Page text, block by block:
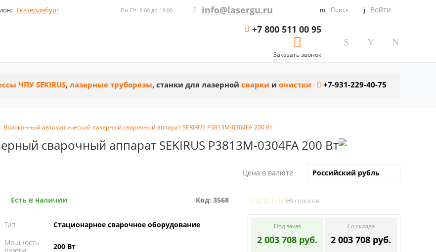
Екатеринбург Пн-Пт: 8:00 до 19:00 info@lasergu.ru Поиск Войти
+7 800 511 00 95
Заказать звонок
ЧПУ SEKIRUS, лазерные труборезы, станки для лазерной сварки и очистки +7-931-229-40-75
Волоконный автоматический лазерный сварочный аппарат SEKIRUS P3813M-0304FA 200 Вт
сварочный аппарат SEKIRUS P3813M-0304FA 200 Вт
Цена в валюте
Есть в наличии Код: 3568
Тип
Стационарное сварочное оборудование
Мощность
200 Вт
5 8 голосов
Под заказ
2 003 708 руб.
Со склада
2 003 708 руб.